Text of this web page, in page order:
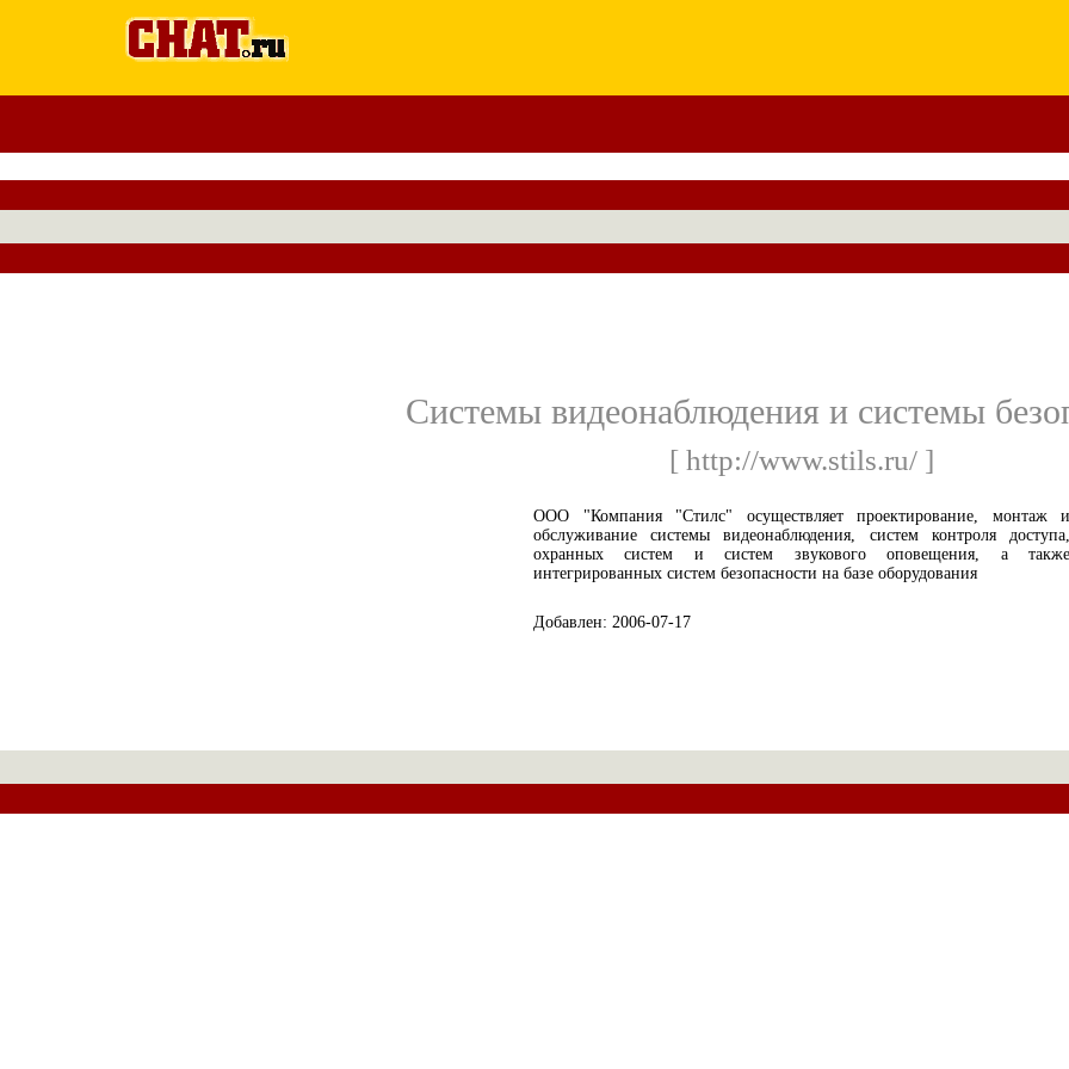
Системы видеонаблюдения и системы
[ http://www.stils.ru/ ]
ООО "Компания "Стилс" осуществляет проектирование, монтаж и
обслуживание системы видеонаблюдения, систем контроля доступа,
охранных систем и систем звукового оповещения, а также
интегрированных систем безопасности на базе оборудования
Добавлен: 2006-07-17